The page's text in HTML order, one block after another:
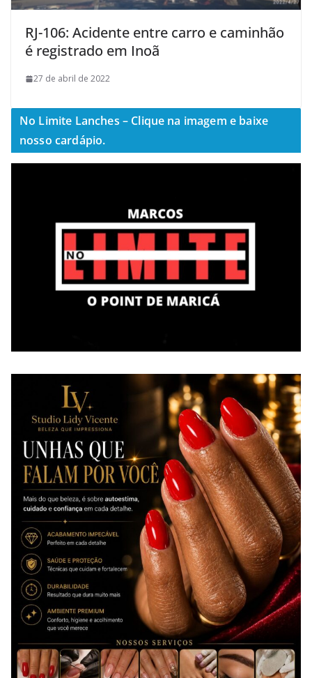
RJ-106: Acidente entre carro e caminhão
é registrado em Inoã
27 de abril de 2022
No Limite Lanches – Clique na imagem e baixe
nosso cardápio.